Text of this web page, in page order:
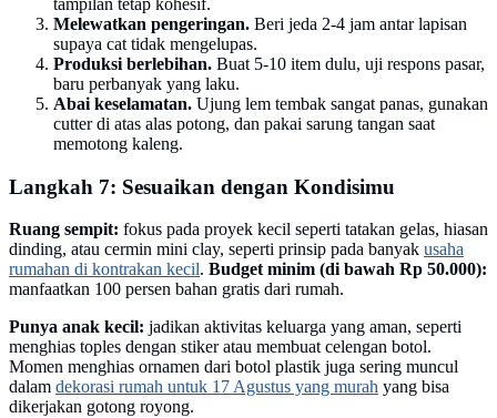
tampilan tetap kohesif.
Melewatkan pengeringan. Beri jeda 2-4 jam antar lapisan
supaya cat tidak mengelupas.
Produksi berlebihan. Buat 5-10 item dulu, uji respons pasar,
baru perbanyak yang laku.
Abai keselamatan. Ujung lem tembak sangat panas, gunakan
cutter di atas alas potong, dan pakai sarung tangan saat
memotong kaleng.
Langkah 7: Sesuaikan dengan Kondisimu
Ruang sempit: fokus pada proyek kecil seperti tatakan gelas, hiasan
dinding, atau cermin mini clay, seperti prinsip pada banyak usaha
rumahan di kontrakan kecil. Budget minim (di bawah Rp 50.000):
manfaatkan 100 persen bahan gratis dari rumah.
Punya anak kecil: jadikan aktivitas keluarga yang aman, seperti
menghias toples dengan stiker atau membuat celengan botol.
Momen menghias ornamen dari botol plastik juga sering muncul
dalam dekorasi rumah untuk 17 Agustus yang murah yang bisa
dikerjakan gotong royong.